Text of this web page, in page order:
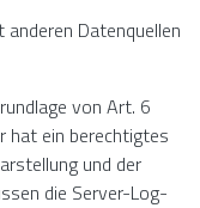
Datenquellen
von Art. 6
hat ein berechtigtes
und der
die Server-Log-